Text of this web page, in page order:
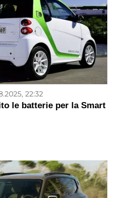
22:32
le batterie per la Smart